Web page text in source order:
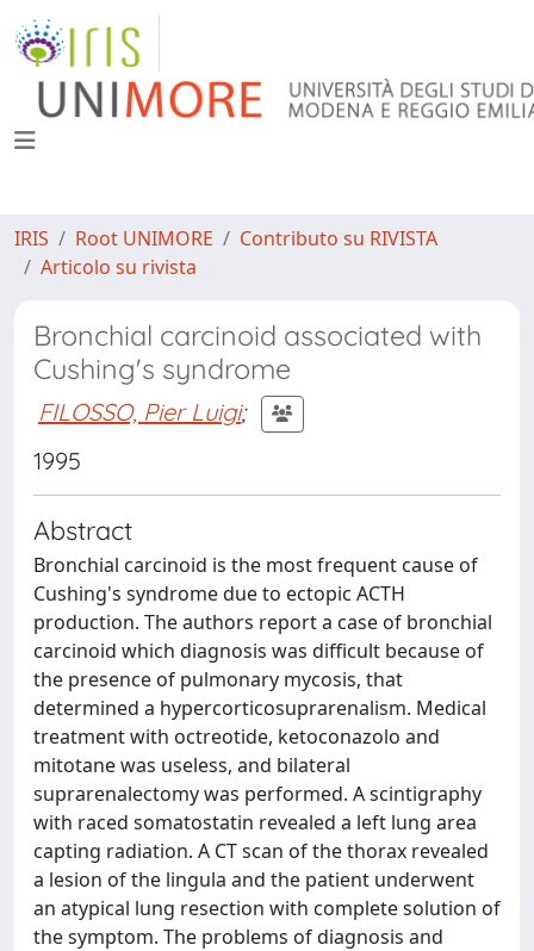
IRIS Root UNIMORE
Contributo su RIVISTA
Articolo su rivista
Bronchial carcinoid associated with
Cushing's syndrome
FILOSSO, Pier Luigi;
1995
Abstract
Bronchial carcinoid is the most frequent cause of
Cushing's syndrome due to ectopic ACTH
production. The authors report a case of bronchial
carcinoid which diagnosis was difficult because of
the presence of pulmonary mycosis, that
determined a hypercorticosuprarenalism. Medical
treatment with octreotide, ketoconazolo and
mitotane was useless, and bilateral
suprarenalectomy was performed. A scintigraphy
with raced somatostatin revealed a left lung area
capting radiation. A CT scan of the thorax revealed
a lesion of the lingula and the patient underwent
an atypical lung resection with complete solution of
the symptom. The problems of diagnosis and